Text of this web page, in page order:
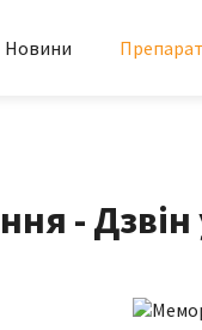
Новини
- Дзвін